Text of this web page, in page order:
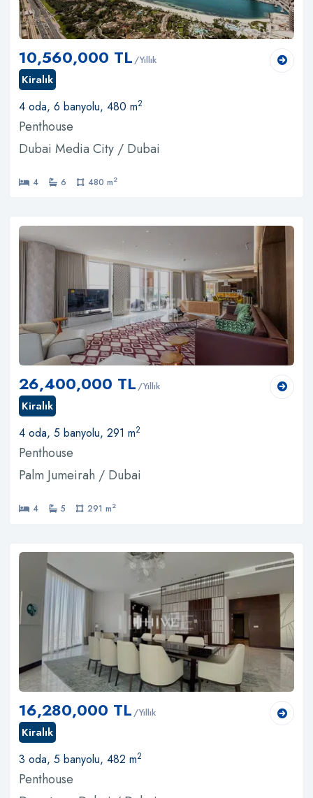
10,560,000 TL /Yıllık
Kiralık
4 oda, 6 banyolu, 480 m2
Penthouse
Dubai Media City / Dubai
4 6 480 m2
26,400,000 TL /Yıllık
Kiralık
4 oda, 5 banyolu, 291 m2
Penthouse
Palm Jumeirah / Dubai
4 5 291 m2
16,280,000 TL /Yıllık
Kiralık
3 oda, 5 banyolu, 482 m2
Penthouse